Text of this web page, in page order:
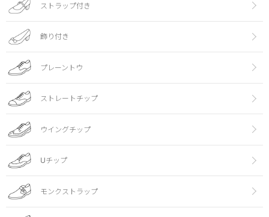
ストラップ付き
飾り付き
プレーントウ
ストレートチップ
ウイングチップ
Uチップ
モンクストラップ